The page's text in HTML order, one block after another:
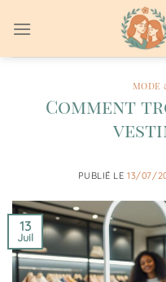
au
MODE
Comment
PUBLIÉ LE13/07/
13
Juil